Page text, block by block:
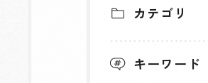
カテゴリ
キーワード